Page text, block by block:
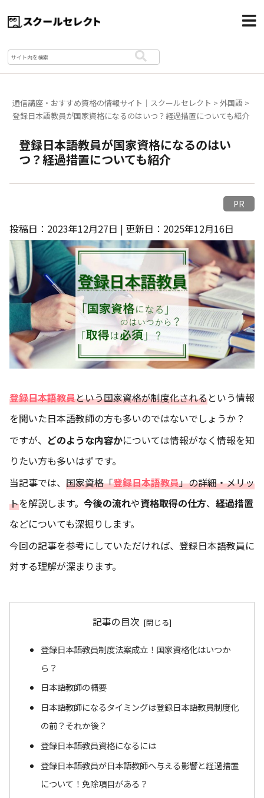
通信講座・おすすめ資格の情報サイト｜スクールセレクト >外国語 >
登録日本語教員が国家資格になるのはいつ？経過措置についても紹介
登録日本語教員が国家資格になるのはい
つ？経過措置についても紹介
PR
投稿日：2023年12月27日 | 更新日：2025年12月16日
登録日本語教員という国家資格が制度化されるという情報
を聞いた日本語教師の方も多いのではないでしょうか？
ですが、 どのような内容かについては情報がなく情報を知
りたい方も多いはずです。
当記事では、 国家資格「登録日本語教員」の詳細・メリッ
トを解説します。 今後の流れや資格取得の仕方、 経過措置
などについても深掘りします。
今回の記事を参考にしていただければ、登録日本語教員に
対する理解が深まります。
記事の目次
登録日本語教員制度法案成立！国家資格化はいつか
ら？
日本語教師の概要
日本語教師になるタイミングは登録日本語教員制度化
の前？それか後？
登録日本語教員資格になるには
登録日本語教員が日本語教師へ与える影響と経過措置
について！免除項目がある？